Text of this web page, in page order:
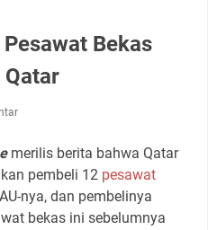
Bekas
merilis berita bahwa Qatar
pembeli 12 pesawat
nya, dan pembelinya
bekas ini sebelumnya